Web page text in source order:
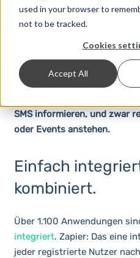
used in your browser to
not to be tracked.
Cookies
Accept All
So verpassen Sie nie
Google-Kalender: Wenn Sie
mit seven verknüpfen.
SMS informieren, und zwar
oder Events anstehen.
Einfach
kombiniert.
Über 1.100 Anwendungen
integriert. Zapier: Das eine
jeder registrierte Nutzer